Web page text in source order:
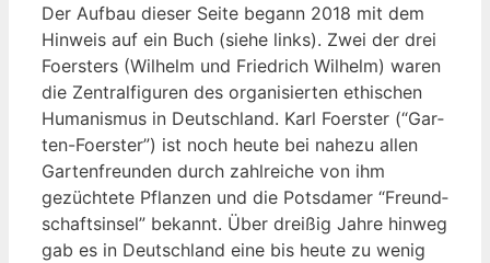
Der Auf­bau die­ser Sei­te begann 2018 mit dem
Hin­weis auf ein Buch (sie­he links). Zwei der drei
Foers­ters (Wil­helm und Fried­rich Wil­helm) waren
die Zen­tral­fi­gu­ren des orga­ni­sier­ten ethi­schen
Huma­nis­mus in Deutsch­land. Karl Foers­ter (“Gar­
ten-Foers­ter”) ist noch heu­te bei nahe­zu allen
Gar­ten­freun­den durch zahl­rei­che von ihm
gezüch­te­te Pflan­zen und die Pots­da­mer “Freund­
schafts­in­sel” bekannt. Über drei­ßig Jah­re hin­weg
gab es in Deutsch­land eine bis heu­te zu wenig